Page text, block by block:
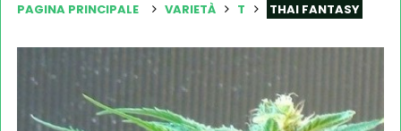
PAGINA PRINCIPALE VARIETÀ T THAI FANTASY